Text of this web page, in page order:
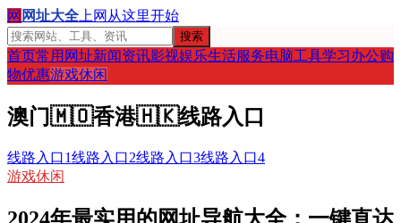
网 网址大全 上网从这里开始
搜索
首页常用网址新闻资讯影视娱乐生活服务电脑工具学习办公购
物优惠游戏休闲
澳门🇲🇴香港🇭🇰线路入口
线路入口1线路入口2线路入口3线路入口4
游戏休闲
2024年最实用的网址导航大全：一键直达